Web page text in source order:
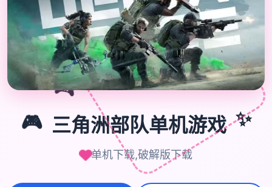
🎮
🎮 三角洲部队单机游戏 ✨
单机下载,破解版下载